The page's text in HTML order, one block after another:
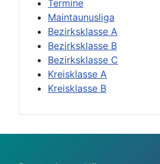
Termine
Maintaunusliga
Bezirksklasse A
Bezirksklasse B
Bezirksklasse C
Kreisklasse A
Kreisklasse B